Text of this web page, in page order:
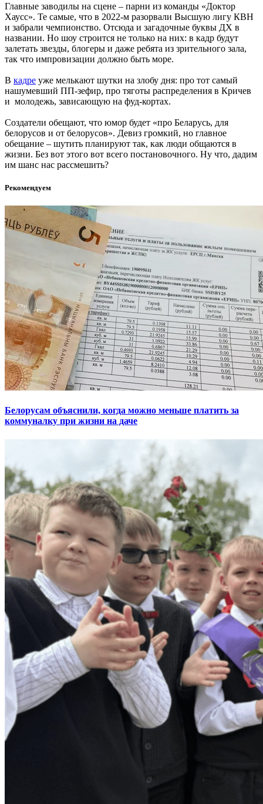
Главные заводилы на сцене – парни из команды «Доктор
Хаусс». Те самые, что в 2022-м разорвали Высшую лигу КВН
и забрали чемпионство. Отсюда и загадочные буквы ДХ в
названии. Но шоу строится не только на них: в кадр будут
залетать звезды, блогеры и даже ребята из зрительного зала,
так что импровизации должно быть море.
В кадре уже мелькают шутки на злобу дня: про тот самый
нашумевший ПП-зефир, про тяготы распределения в Кричев
и молодежь, зависающую на фуд-кортах.
Создатели обещают, что юмор будет «про Беларусь, для
белорусов и от белорусов». Девиз громкий, но главное
обещание – шутить планируют так, как люди общаются в
жизни. Без вот этого вот всего постановочного. Ну что, дадим
им шанс нас рассмешить?
Рекомендуем
Белорусам объяснили, когда можно меньше платить за
коммуналку при жизни на даче